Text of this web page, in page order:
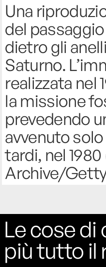
Una
del passaggio
dietro gli
Saturno.
realizzata nel
la missione
prevedendo
avvenuto
tardi, nel
Archive/
Le cose di
più tutto il